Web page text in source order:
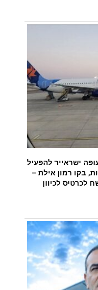
ישראייר להפעיל
בקו רמון אילת –